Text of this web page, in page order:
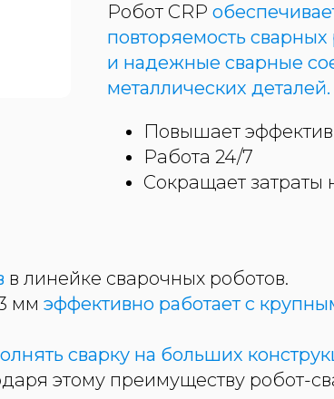
Робот CRP
повторяемость сварных
и надежные сварные
металлических деталей.
Повышает
Работа 24/7
Сокращает затраты
в линейке сварочных роботов.
мм эффективно работает с
сварку на больших
этому преимуществу робот-